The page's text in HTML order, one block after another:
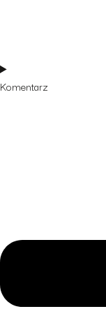
Komentarz